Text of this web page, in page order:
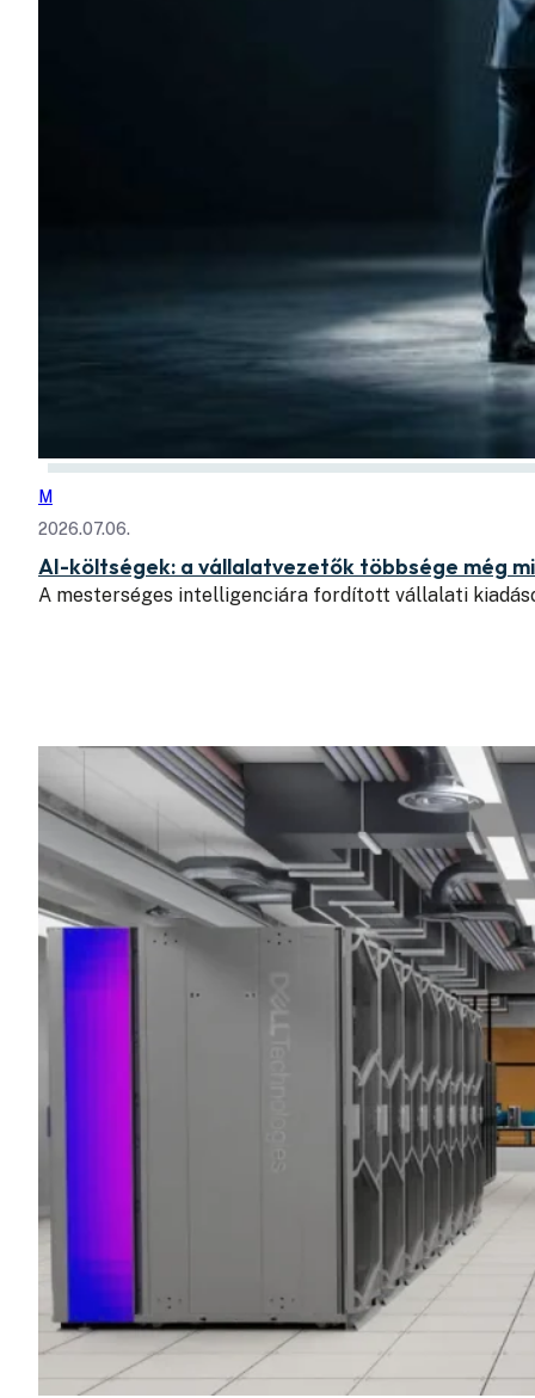
M
2026.07.06.
AI-költségek: a vállalatvezetők többsége még
A mesterséges intelligenciára fordított vállalati